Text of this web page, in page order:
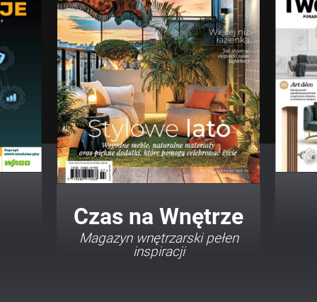
Twój Dom Twój Styl
Porady i inspiracje w
najmodniejszych stylach